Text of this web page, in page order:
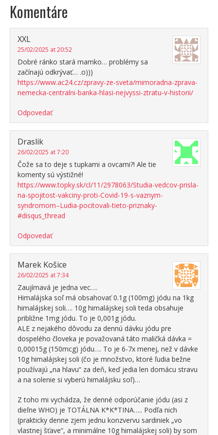
Komentáre
XXL
25/02/2025 at 20:52
Dobré ránko stará mamko… problémy sa
začínajú odkrývať… .o)))
https://www.ac24.cz/zpravy-ze-sveta/mimoradna-zprava-
nemecka-centralni-banka-hlasi-nejvyssi-ztratu-v-historii/
Odpovedať
Draslik
26/02/2025 at 7:20
Čože sa to deje s tupkami a ovcami?! Ale tie
komenty sú výstižné!
https://www.topky.sk/cl/11/2978063/Studia-vedcov-prisla-
na-spojitost-vakciny-proti-Covid-19-s-vaznym-
syndromom–Ludia-pocitovali-tieto-priznaky-
#disqus_thread
Odpovedať
Marek Košice
26/02/2025 at 7:34
Zaujímavá je jedna vec….
Himalájska soľ má obsahovať 0.1g (100mg) jódu na 1kg
himalájskej soli…. 10g himalájskej soli teda obsahuje
približne 1mg jódu. To je 0,001g jódu.
ALE z nejakého dôvodu za dennú dávku jódu pre
dospelého človeka je považovaná táto maličká dávka =
0,00015g (150mcg) jódu…. To je 6-7x menej, než v dávke
10g himalájskej soli (čo je množstvo, ktoré ľudia bežne
používajú „na hlavu“ za deň, keď jedia len domácu stravu
a na solenie si vyberú himalájsku soľ)…
Z toho mi vychádza, že denné odporúčanie jódu (asi z
dieľne WHO) je TOTÁLNA K*K*TINA….. Podľa nich
(prakticky denne zjem jednu konzvervu sardiniek „vo
vlastnej šťave“, a minimálne 10g himalájskej soli) by som